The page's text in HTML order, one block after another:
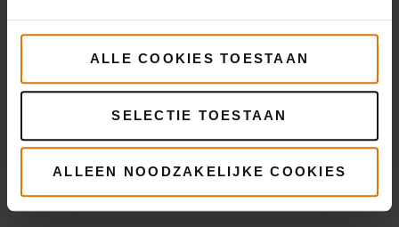
ALLE COOKIES TOESTAAN
SELECTIE TOESTAAN
ALLEEN NOODZAKELIJKE COOKIES